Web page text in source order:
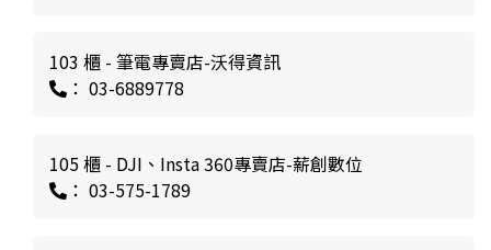
103 櫃 - 筆電專賣店-沃得資訊
： 03-6889778
105 櫃 - DJI、Insta 360專賣店-薪創數位
： 03-575-1789